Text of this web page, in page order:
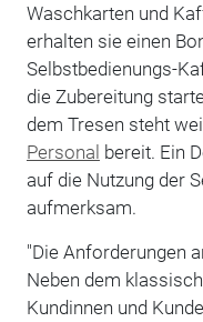
Waschkarten und
erhalten sie einen
Selbstbedienungs-
die Zubereitung
dem Tresen steht
Personal bereit. Ein
auf die Nutzung der
aufmerksam.
"Die Anforderungen
Neben dem
Kundinnen und